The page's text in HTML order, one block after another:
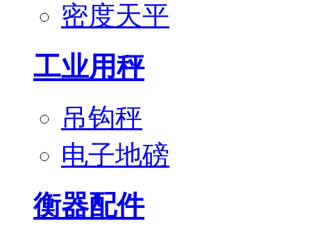
密度天平
工业用秤
吊钩秤
电子地磅
衡器配件